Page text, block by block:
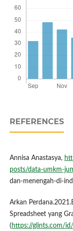
REFERENCES
Annisa Anastasya,
posts/data-umkm-
dan-menengah-di-
Arkan
Spreadsheet yang
( https://glints.com/